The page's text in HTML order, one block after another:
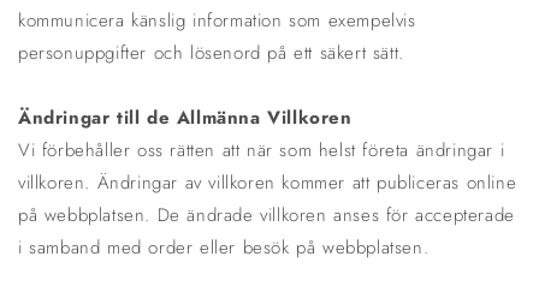
kommunicera känslig information som exempelvis
personuppgifter och lösenord på ett säkert sätt.
Ändringar till de Allmänna Villkoren
Vi förbehåller oss rätten att när som helst företa ändringar i
villkoren. Ändringar av villkoren kommer att publiceras online
på webbplatsen. De ändrade villkoren anses för accepterade
i samband med order eller besök på webbplatsen.